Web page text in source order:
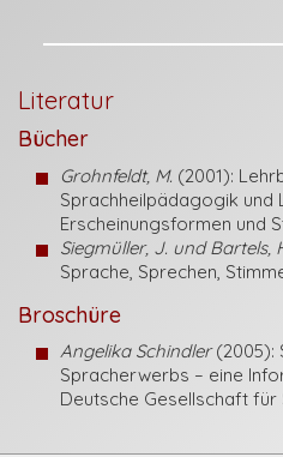
Literatur
Bücher
Grohnfeldt, M. (2001):
Sprachheilpädagogik und
Erscheinungsformen und
Siegmüller, J. und Bartels,
Sprache, Sprechen,
Broschüre
Angelika Schindler(2005):
Spracherwerbs – eine
Deutsche Gesellschaft